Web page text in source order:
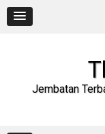
content
Jembatan